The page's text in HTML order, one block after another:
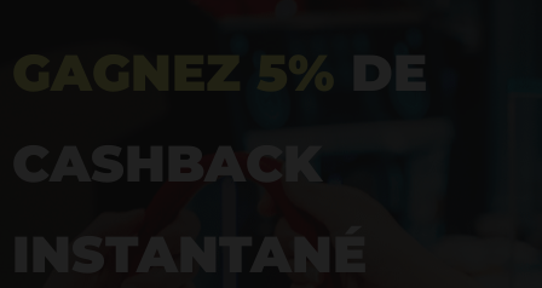
GAGNEZ 5% DE
CASHBACK
INSTANTANÉ